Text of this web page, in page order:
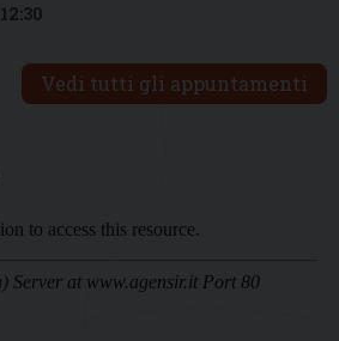
12:30
Vedi tutti gli appuntamenti